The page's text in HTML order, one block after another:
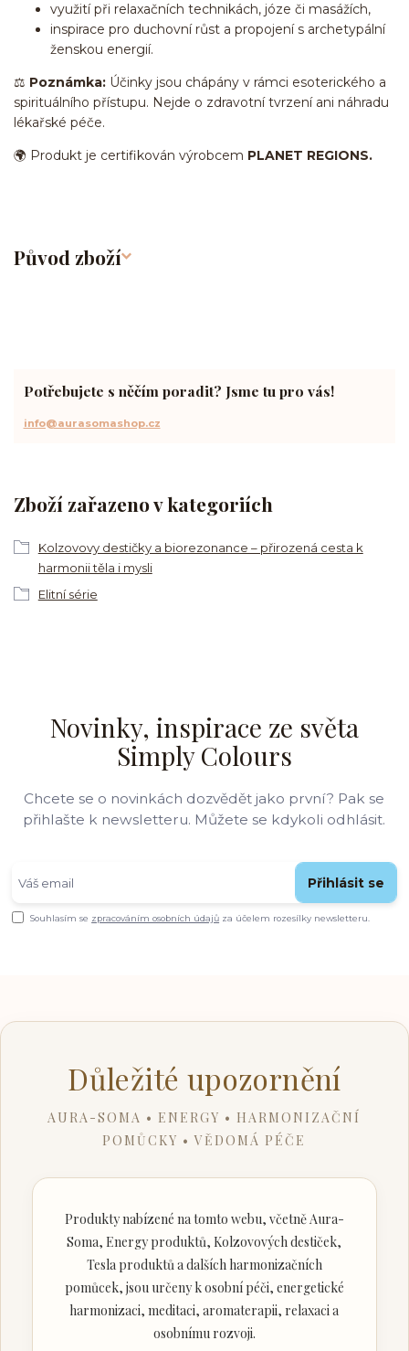
využití při relaxačních technikách, józe či masážích,
inspirace pro duchovní růst a propojení s archetypální
ženskou energií.
⚖️ Poznámka: Účinky jsou chápány v rámci esoterického a
spirituálního přístupu. Nejde o zdravotní tvrzení ani náhradu
lékařské péče.
🌍 Produkt je certifikován výrobcem PLANET REGIONS.
Původ zboží
Zboží zařazeno v kategoriích
Kolzovovy destičky a biorezonance – přirozená cesta k
harmonii těla i mysli
Elitní série
Potřebujete s něčím poradit? Jsme tu pro vás!
info@aurasomashop.cz
Novinky, inspirace ze světa
Simply Colours
Chcete se o novinkách dozvědět jako první? Pak se
přihlašte k newsletteru. Můžete se kdykoli odhlásit.
Přihlásit se
Souhlasím se zpracováním osobních údajů za účelem rozesílky newsletteru.
Důležité upozornění
AURA-SOMA • ENERGY • HARMONIZAČNÍ
POMŮCKY • VĚDOMÁ PÉČE
Produkty nabízené na tomto webu, včetně Aura-
Soma, Energy produktů, Kolzovových destiček,
Tesla produktů a dalších harmonizačních
pomůcek, jsou určeny k osobní péči, energetické
harmonizaci, meditaci, aromaterapii, relaxaci a
osobnímu rozvoji.